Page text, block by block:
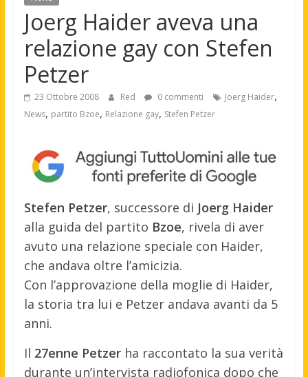
gay
news
moda
maschile
Joerg Haider aveva una
relazione gay con Stefen
Petzer
23 Ottobre 2008 Red 0 commenti Joerg Haider,
News, partito Bzoe, Relazione gay, Stefen Petzer
Stefen Petzer, successore di Joerg Haider
alla guida del partito Bzoe, rivela di aver
avuto una relazione speciale con Haider,
che andava oltre l’amicizia.
Con l’approvazione della moglie di Haider,
la storia tra lui e Petzer andava avanti da 5
anni.
Il 27enne Petzerha raccontato la sua verità
durante un’intervista radiofonica dopo che